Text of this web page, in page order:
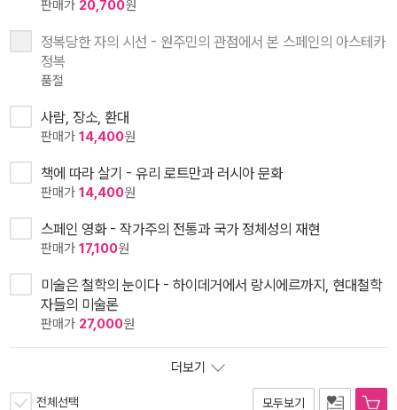
판매가 20,700원
정복당한 자의 시선 - 원주민의 관점에서 본 스페인의 아스테카
정복
품절
사람, 장소, 환대
판매가 14,400원
책에 따라 살기 - 유리 로트만과 러시아 문화
판매가 14,400원
스페인 영화 - 작가주의 전통과 국가 정체성의 재현
판매가 17,100원
미술은 철학의 눈이다 - 하이데거에서 랑시에르까지, 현대철학
자들의 미술론
판매가 27,000원
더보기
전체선택 모두보기